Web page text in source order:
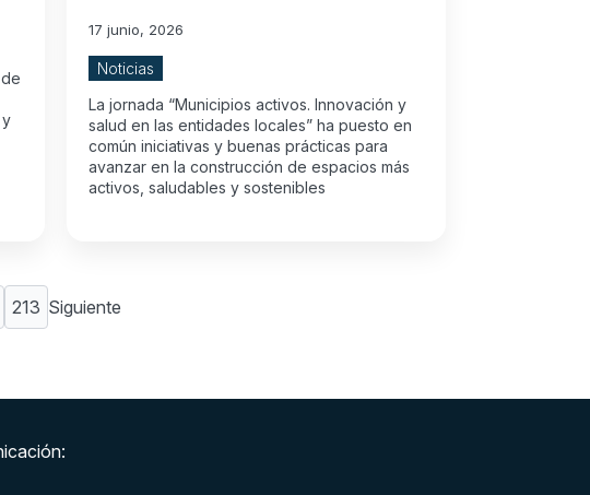
17 junio, 2026
Noticias
La jornada “Municipios activos. Innovación y
salud en las entidades locales” ha puesto en
común iniciativas y buenas prácticas para
avanzar en la construcción de espacios más
activos, saludables y sostenibles
213 Siguiente